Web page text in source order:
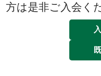
方は是非ご入会く